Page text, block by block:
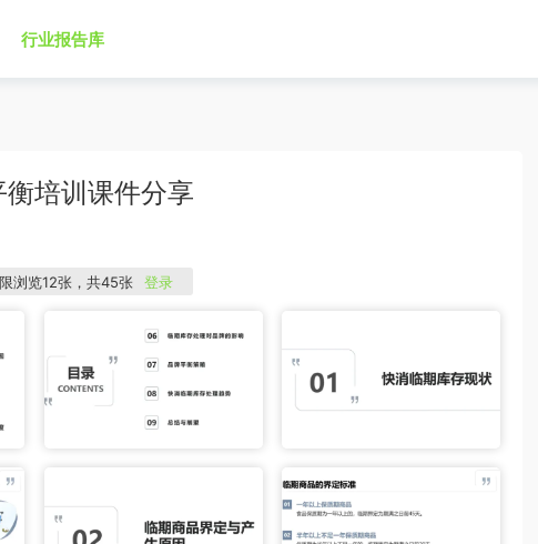
行业报告库
培训课件分享
浏览12张，共45张 登录